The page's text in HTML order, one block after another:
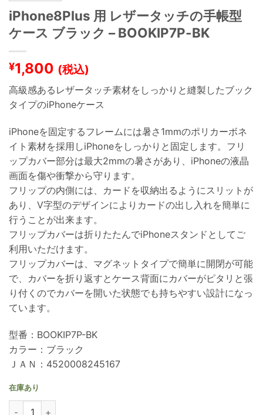
iPhone8Plus 用 レザータッチの手帳型
ケース ブラック – BOOKIP7P-BK
¥1,800 (税込)
高級感あるレザータッチ素材をしっかりと縫製したブック
タイプのiPhoneケース
iPhoneを固定するフレームには暑さ1mmのポリカーボネ
イト素材を採用しiPhoneをしっかりと固定します。フリ
ップカバー部分は最大2mmの暑さがあり、iPhoneの液晶
画面を傷や衝撃から守ります。
フリップの内側には、カードを収納出るようにスリットが
あり、V字型のデザインによりカードの出し入れを簡単に
行うことが出来ます。
フリップカバーは折りたたんでiPhoneスタンドとしてご
利用いただけます。
フリップカバーは、マグネットタイプで簡単に開閉が可能
で、カバーを折り返すとケース背面にカバーがピタリと張
り付くのでカバーを開いた状態でも持ちやすい設計になっ
ています。
型番：BOOKIP7P-BK
カラー：ブラック
ＪＡＮ：4520008245167
在庫あり
iPhone8Plus 用 レザータッチの手帳型ケース ブラック -